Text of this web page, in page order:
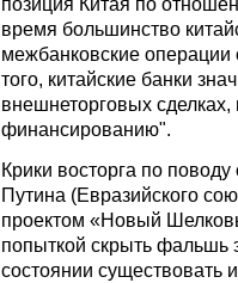
время большинство
межбанковские операции
того, китайские банки
внешнеторговых сделках,
финансированию".
Крики восторга по
Путина (Евразийского
проектом «Новый
попыткой скрыть фальшь
состоянии существовать